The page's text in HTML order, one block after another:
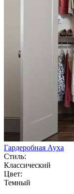
Гардеробная Ауха
Стиль:
Классический
Цвет:
Темный